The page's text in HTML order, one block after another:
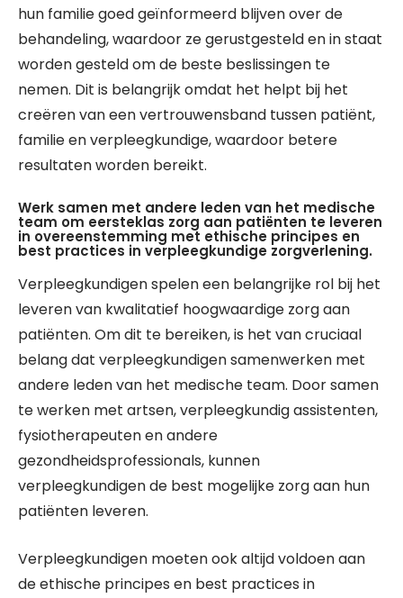
hun familie goed geïnformeerd blijven over de
behandeling, waardoor ze gerustgesteld en in staat
worden gesteld om de beste beslissingen te
nemen. Dit is belangrijk omdat het helpt bij het
creëren van een vertrouwensband tussen patiënt,
familie en verpleegkundige, waardoor betere
resultaten worden bereikt.
Werk samen met andere leden van het medische
team om eersteklas zorg aan patiënten te leveren
in overeenstemming met ethische principes en
best practices in verpleegkundige zorgverlening.
Verpleegkundigen spelen een belangrijke rol bij het
leveren van kwalitatief hoogwaardige zorg aan
patiënten. Om dit te bereiken, is het van cruciaal
belang dat verpleegkundigen samenwerken met
andere leden van het medische team. Door samen
te werken met artsen, verpleegkundig assistenten,
fysiotherapeuten en andere
gezondheidsprofessionals, kunnen
verpleegkundigen de best mogelijke zorg aan hun
patiënten leveren.
Verpleegkundigen moeten ook altijd voldoen aan
de ethische principes en best practices in